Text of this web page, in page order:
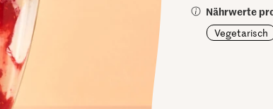
Nährwerte
Vegetarisch